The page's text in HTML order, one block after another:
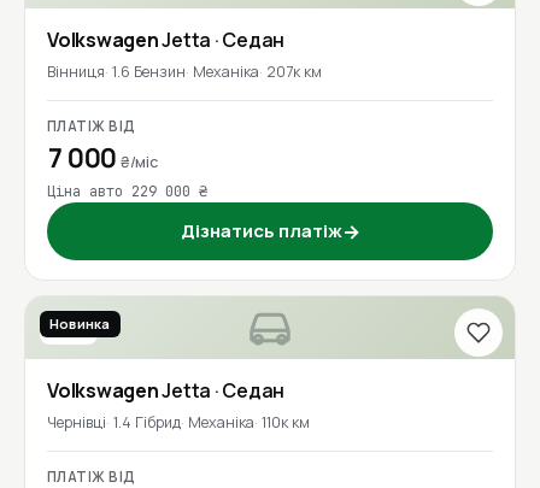
VolkswagenJetta · Седан
Вінниця 1.6 Бензин Механіка 207к км
ПЛАТІЖ ВІД
7 000₴/міс
Ціна авто 229 000 ₴
Дізнатись платіж→
2016
Новинка
VolkswagenJetta · Седан
Чернівці 1.4 Гібрид Механіка 110к км
ПЛАТІЖ ВІД